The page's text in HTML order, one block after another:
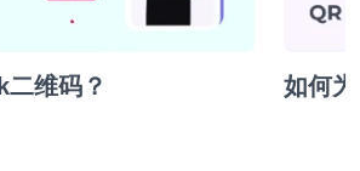
维码？ 如何